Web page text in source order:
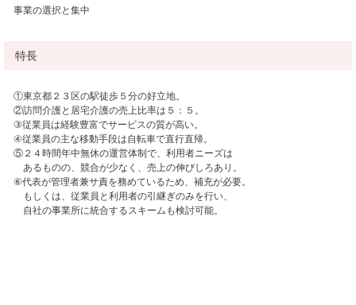
事業の選択と集中
特長
①東京都２３区の駅徒歩５分の好立地。
②訪問介護と居宅介護の売上比率は５：５。
③従業員は経験豊富でサービスの質が高い。
④従業員の主な移動手段は自転車で直行直帰。
⑤２４時間年中無休の運営体制で、利用者ニーズは
あるものの、競合が少なく、売上の伸びしろあり。
⑥代表が管理者兼サ責を務めているため、補充が必要。
もしくは、従業員と利用者の引継ぎのみを行い、
自社の事業所に統合するスキームも検討可能。